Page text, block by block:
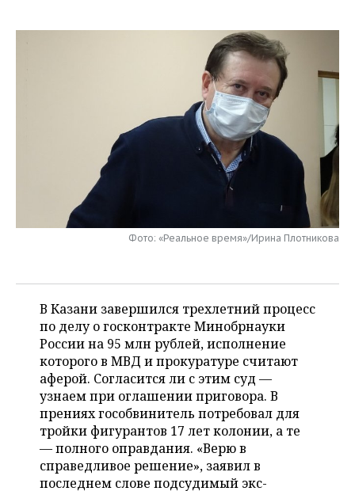
КОМУ ПРИНАДЛЕЖАТ
БЮДЖЕТ
ЭНЕРГЕТИКА
НОВОСТИ АВТО
БИЗНЕС
ТЕЛЕКОММУНИКАЦИИ
НОВОСТИ МЕРОПРИЯТИЙ
ВЫЕЗДНАЯ РЕДАКЦИЯ
БИЗНЕС-БРАНЧИ
ОТКРЫТАЯ ЛЕКЦИЯ
НОВОСТИ СПОРТА
ФУТБОЛ
БАСКЕТБОЛ
ВОЛЕЙБОЛ
КИБЕРСПОРТ
ФИГУРНОЕ КАТАНИЕ
ВОДНЫЕ ВИДЫ СПОРТА
ХОККЕЙ С МЯЧОМ
НОВОСТИ ОБЩЕСТВА
ИНФРАСТРУКТУРА
ИСТОРИЯ
КУЛЬТУРА
МЕДИЦИНА
ОБРАЗОВАНИЕ
ПРОИСШЕСТВИЯ
ФОТОГАЛЕРЕЯ
СПИСОК ПЕРСОН
СПИСОК КОМПАНИЙ
ПОЛНАЯ ВЕРСИЯ
Фото: «Реальное время»/Ирина Плотникова
В Казани завершился трехлетний процесс
по делу о госконтракте Минобрнауки
России на 95 млн рублей, исполнение
которого в МВД и прокуратуре считают
аферой. Согласится ли с этим суд —
узнаем при оглашении приговора. В
прениях гособвинитель потребовал для
тройки фигурантов 17 лет колонии, а те
— полного оправдания. «Верю в
справедливое решение», заявил в
последнем слове подсудимый экс-